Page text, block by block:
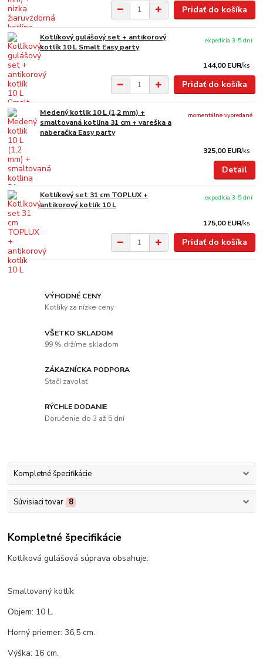
Pridať do košíka
Kotlíkový gulášový set + antikorový
kotlík 10 L Smalt Easy party
144,00 EUR/ks
expedícia 3-5 dní
Pridať do košíka
Medený kotlik 10 L (1,2 mm) +
smaltovaná kotlina 31 cm + vareška a
naberačka Easy party
325,00 EUR/ks
momentálne vypredané
Detail
Kotlíkový set 31 cm TOPLUX +
antikorový kotlík 10 L
175,00 EUR/ks
expedícia 3-5 dní
Pridať do košíka
VÝHODNÉ CENY
Kotlíky za nízke ceny
VŠETKO SKLADOM
99 % držíme skladom
ZÁKAZNÍCKA PODPORA
Stačí zavolať
RÝCHLE DODANIE
Doručenie do 3 až 5 dní
Kompletné špecifikácie
Súvisiaci tovar 8
Kompletné špecifikácie
Kotlíková gulášová súprava obsahuje:
Smaltovaný kotlík
Objem: 10 L.
Horný priemer: 36,5 cm.
Výška: 16 cm.